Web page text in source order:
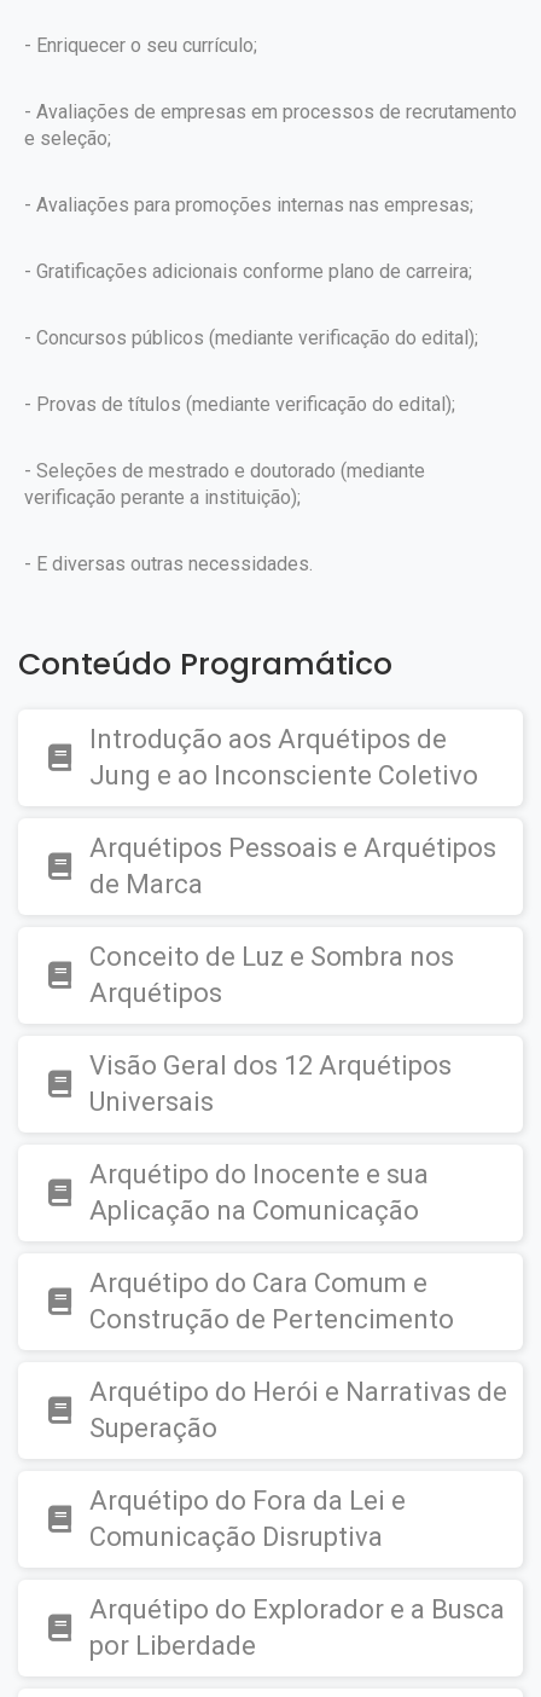
- Enriquecer o seu currículo;
- Avaliações de empresas em processos de recrutamento
e seleção;
- Avaliações para promoções internas nas empresas;
- Gratificações adicionais conforme plano de carreira;
- Concursos públicos (mediante verificação do edital);
- Provas de títulos (mediante verificação do edital);
- Seleções de mestrado e doutorado (mediante
verificação perante a instituição);
- E diversas outras necessidades.
Conteúdo Programático
Introdução aos Arquétipos de
Jung e ao Inconsciente Coletivo
Arquétipos Pessoais e Arquétipos
de Marca
Conceito de Luz e Sombra nos
Arquétipos
Visão Geral dos 12 Arquétipos
Universais
Arquétipo do Inocente e sua
Aplicação na Comunicação
Arquétipo do Cara Comum e
Construção de Pertencimento
Arquétipo do Herói e Narrativas de
Superação
Arquétipo do Fora da Lei e
Comunicação Disruptiva
Arquétipo do Explorador e a Busca
por Liberdade